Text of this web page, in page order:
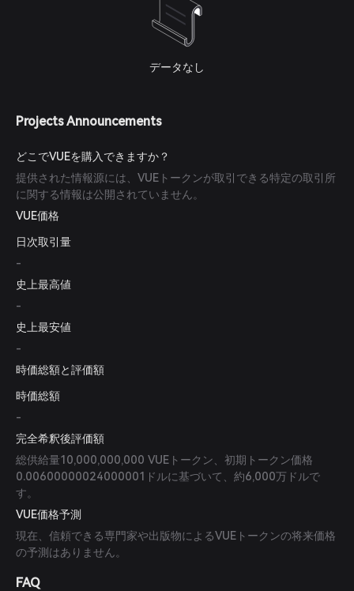
データなし
Projects Announcements
どこでVUEを購入できますか？
提供された情報源には、VUEトークンが取引できる特定の取引所
に関する情報は公開されていません。
VUE価格
日次取引量
-
史上最高値
-
史上最安値
-
時価総額と評価額
時価総額
-
完全希釈後評価額
総供給量10,000,000,000 VUEトークン、初期トークン価格
0.00600000024000001ドルに基づいて、約6,000万ドルで
す。
VUE価格予測
現在、信頼できる専門家や出版物によるVUEトークンの将来価格
の予測はありません。
FAQ